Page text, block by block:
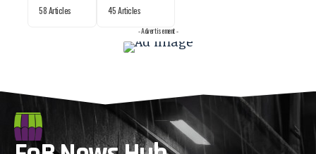
58 Articles 45 Articles
- Advertisement -